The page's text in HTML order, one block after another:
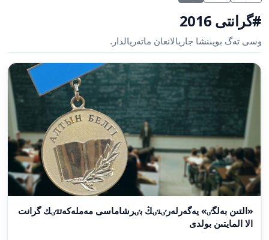
#گرانتى 2016
وسى تەگ بويىنشا جاريالانعان ماتەريالدار.
«التىن بەلگٸ» يەگەرلەرٸنٸڭ بٸرشاماسى مەملەكەتتٸك گرانت
الا المايتىن بولدى